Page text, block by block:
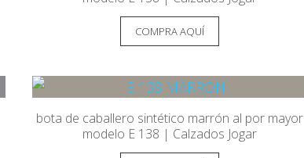
COMPRA AQUÍ
bota de caballero sintético marrón al por mayor
modelo E 138 | Calzados Jogar